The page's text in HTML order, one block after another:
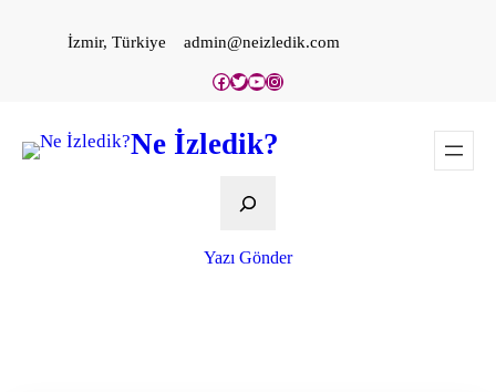
İzmir, Türkiye admin@neizledik.com
Facebook
Twitter
YouTube
Instagram
Ne İzledik?
Ara
Yazı Gönder